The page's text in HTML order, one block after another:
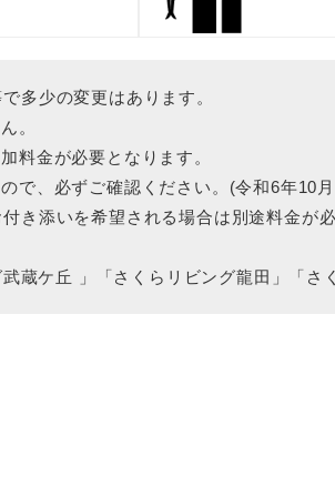
多少の変更はあります。
。
料金が必要となります。
、必ずご確認ください。(令和6年10月
添いを希望される場合は別途料金が必
蔵ケ丘 」「さくらリビング龍田」「さ